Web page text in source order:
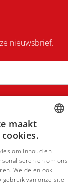
nieuwsbrief.
maakt
om inhoud en
en om ons
We delen ook
van onze site